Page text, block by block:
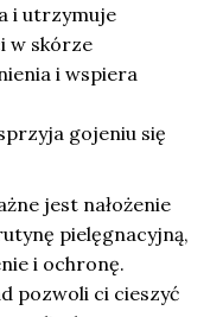
i utrzymuje
w skórze
i wspiera
gojeniu się
jest nałożenie
pielęgnacyjną,
i ochronę.
pozwoli ci cieszyć